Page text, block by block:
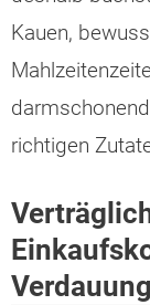
Kauen,
richtigen
Verdauung